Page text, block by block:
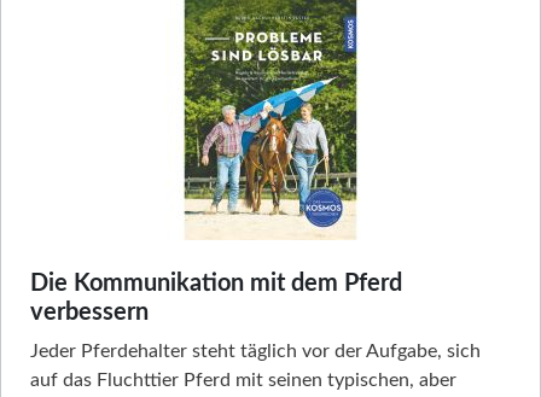
Die Kommunikation mit dem Pferd
verbessern
Jeder Pferdehalter steht täglich vor der Aufgabe, sich
auf das Fluchttier Pferd mit seinen typischen, aber